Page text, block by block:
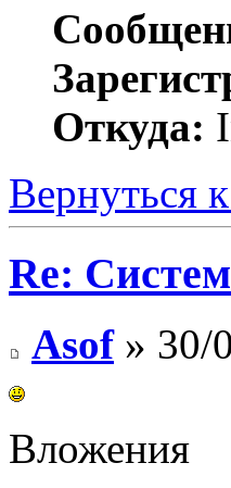
Откуда:
Вернуться
Re:
Asof» 30/
Вложения